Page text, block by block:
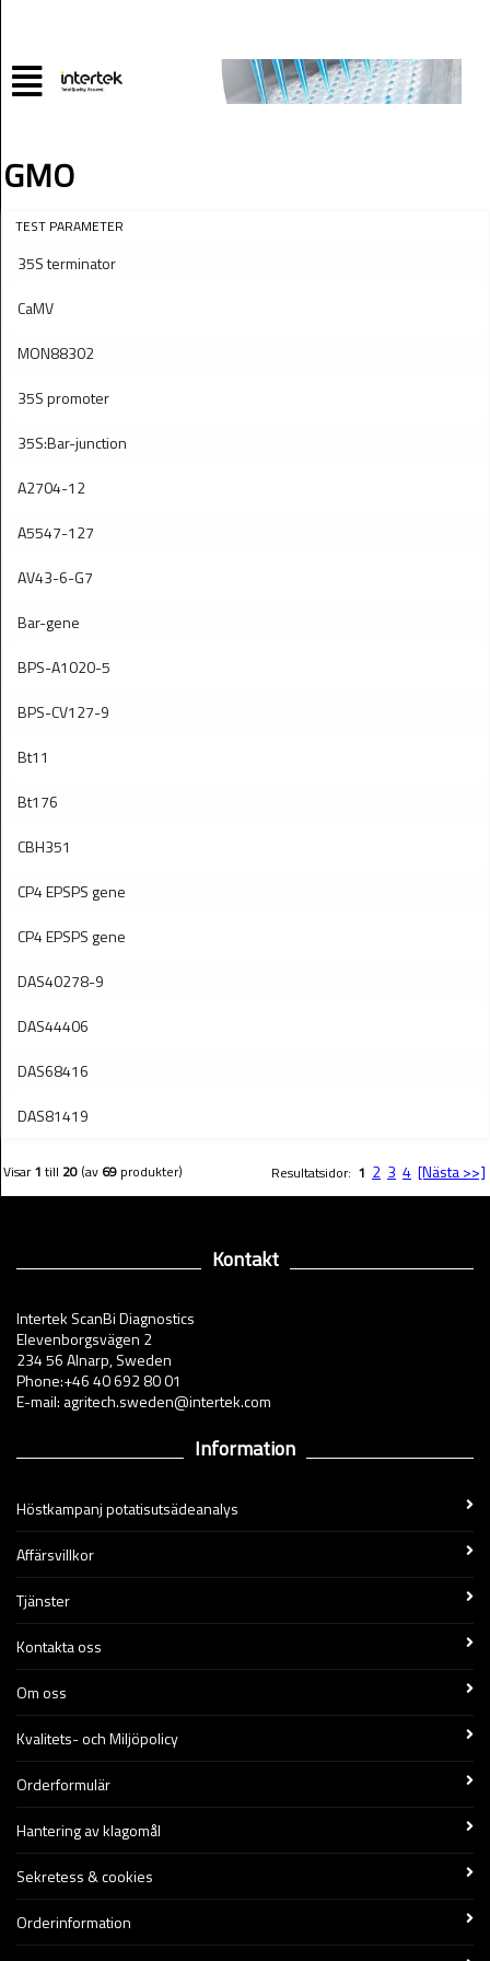
GMO
TEST PARAMETER
35S terminator
CaMV
MON88302
35S promoter
35S:Bar-junction
A2704-12
A5547-127
AV43-6-G7
Bar-gene
BPS-A1020-5
BPS-CV127-9
Bt11
Bt176
CBH351
CP4 EPSPS gene
CP4 EPSPS gene
DAS40278-9
DAS44406
DAS68416
DAS81419
Visar1 till 20 (av 69 produkter) Resultatsidor: 1 2 3 4 [Nästa >>]
Kontakt
Intertek ScanBi Diagnostics
Elevenborgsvägen 2
234 56 Alnarp, Sweden
Phone:+46 40 692 80 01
E-mail: agritech.sweden@intertek.com
Information
Höstkampanj potatisutsädeanalys
Affärsvillkor
Tjänster
Kontakta oss
Om oss
Kvalitets- och Miljöpolicy
Orderformulär
Hantering av klagomål
Sekretess & cookies
Orderinformation